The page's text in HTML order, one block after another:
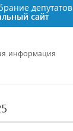
депутатов
сайт
информация